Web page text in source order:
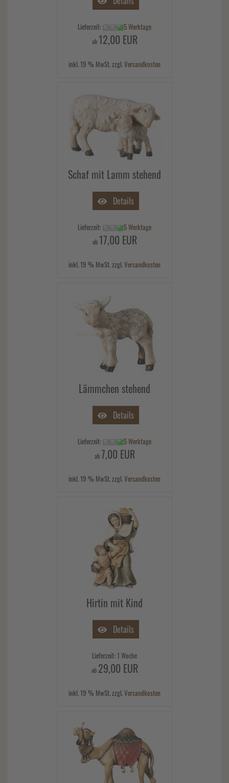
Lieferzeit: 5 Werktage
ab12,00 EUR
inkl. 19 % MwSt. zzgl.Versandkosten
Schaf mit Lamm stehend
Details
Lieferzeit: 5 Werktage
ab17,00 EUR
inkl. 19 % MwSt. zzgl.Versandkosten
Lämmchen stehend
Details
Lieferzeit: 5 Werktage
ab7,00 EUR
inkl. 19 % MwSt. zzgl.Versandkosten
Hirtin mit Kind
Details
Lieferzeit: 1 Woche
ab 29,00 EUR
inkl. 19 % MwSt. zzgl.Versandkosten